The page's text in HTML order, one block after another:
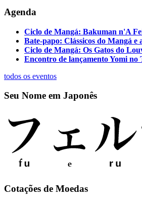
Agenda
Ciclo de Mangá: Bakuman n'A
Bate-papo: Clássicos do Mangá e
Ciclo de Mangá: Os Gatos do
Encontro de lançamento Yomi no
todos os eventos
Seu Nome em Japonês
Cotações de Moedas